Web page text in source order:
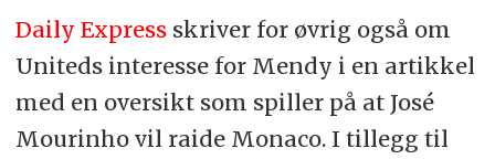
Daily Expressskriver for øvrig også om
Uniteds interesse for Mendy i en artikkel
med en oversikt som spiller på at José
Mourinho vil raide Monaco. I tillegg til